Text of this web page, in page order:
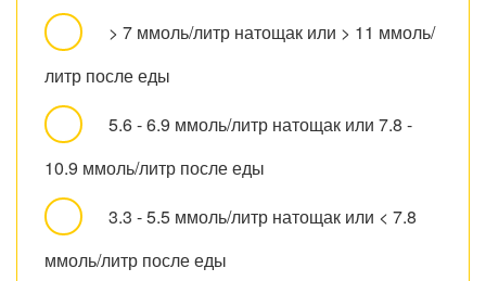
> 7 ммоль/литр натощак или > 11 ммоль/
литр после еды
5.6 - 6.9 ммоль/литр натощак или 7.8 -
10.9 ммоль/литр после еды
3.3 - 5.5 ммоль/литр натощак или < 7.8
ммоль/литр после еды